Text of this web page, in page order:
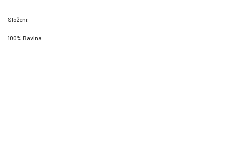
Složení:
100% Bavlna